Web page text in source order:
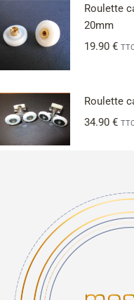
Roulette
20mm
19.90 €
Roulette
34.90 €